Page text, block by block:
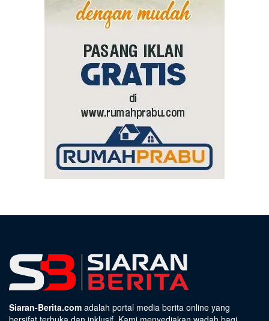
Siaran-Berita.com adalah portal media berita online yang